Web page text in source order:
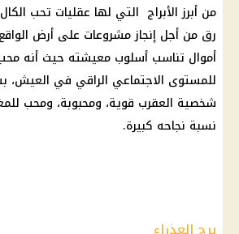
من أبرزالأبراج التي لها عقليات تحب
رق من أجل إنجاز مشروعات على أرض
أموال تناسب أسلوب معيشته حيث أنه
للمستوى الاجتماعي الراقي في العيش،
شخصية العقرب قوية، ومحبوبة، ومحب
نسبة نجاحه كبيرة.